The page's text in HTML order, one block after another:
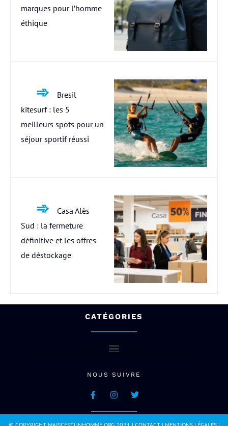
marques pour l’homme
éthique
Bresil
kitesurf : les 5
meilleurs spots pour un
séjour sportif réussi
Casa Alès
Sud : la fermeture
définitive et les offres
de déstockage
CATÉGORIES
NOUS SUIVRE